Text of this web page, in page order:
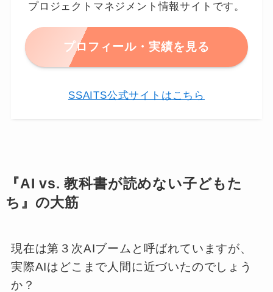
プロジェクトマネジメント情報サイトです。
プロフィール・実績を見る
SSAITS公式サイトはこちら
『AI vs. 教科書が読めない子どもた
ち』の大筋
現在は第３次AIブームと呼ばれていますが、
実際AIはどこまで人間に近づいたのでしょう
か？